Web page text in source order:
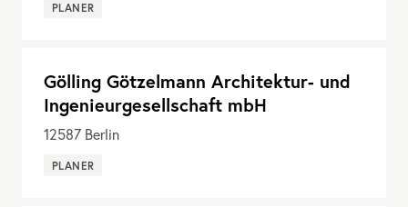
PLANER
Gölling Götzelmann Architektur- und
Ingenieurgesellschaft mbH
12587 Berlin
PLANER